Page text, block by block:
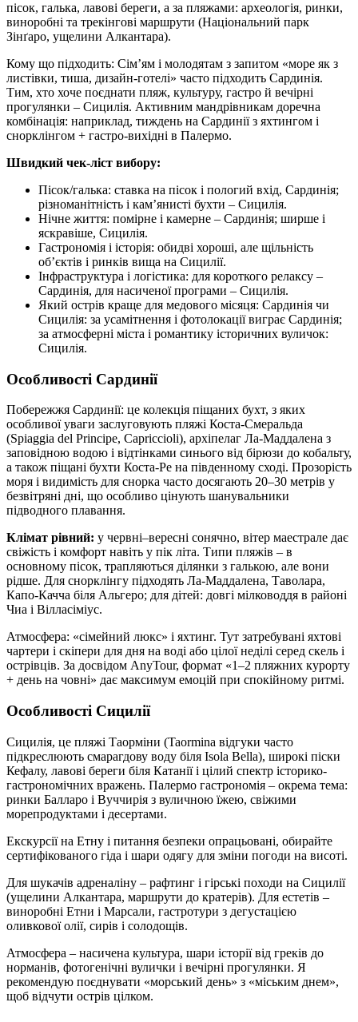
пісок, галька, лавові береги, а за пляжами: археологія, ринки,
виноробні та трекінгові маршрути (Національний парк
Зінґаро, ущелини Алкантара).
Кому що підходить: Сім’ям і молодятам з запитом «море як з
листівки, тиша, дизайн-готелі» часто підходить Сардинія.
Тим, хто хоче поєднати пляж, культуру, гастро й вечірні
прогулянки – Сицилія. Активним мандрівникам доречна
комбінація: наприклад, тиждень на Сардинії з яхтингом і
снорклінгом + гастро-вихідні в Палермо.
Швидкий чек‑ліст вибору:
Пісок/галька: ставка на пісок і пологий вхід, Сардинія;
різноманітність і кам’янисті бухти – Сицилія.
Нічне життя: помірне і камерне – Сардинія; ширше і
яскравіше, Сицилія.
Гастрономія і історія: обидві хороші, але щільність
об’єктів і ринків вища на Сицилії.
Інфраструктура і логістика: для короткого релаксу –
Сардинія, для насиченої програми – Сицилія.
Який острів краще для медового місяця: Сардинія чи
Сицилія: за усамітнення і фотолокації виграє Сардинія;
за атмосферні міста і романтику історичних вуличок:
Сицилія.
Особливості Сардинії
Побережжя Сардинії: це колекція піщаних бухт, з яких
особливої уваги заслуговують пляжі Коста-Смеральда
(Spiaggia del Principe, Capriccioli), архіпелаг Ла-Маддалена з
заповідною водою і відтінками синього від бірюзи до кобальту,
а також піщані бухти Коста-Ре на південному сході. Прозорість
моря і видимість для снорка часто досягають 20–30 метрів у
безвітряні дні, що особливо цінують шанувальники
підводного плавання.
Клімат рівний: у червні–вересні сонячно, вітер маестрале дає
свіжість і комфорт навіть у пік літа. Типи пляжів – в
основному пісок, трапляються ділянки з галькою, але вони
рідше. Для снорклінгу підходять Ла-Маддалена, Таволара,
Капо-Качча біля Альгеро; для дітей: довгі мілководдя в районі
Чиа і Вілласіміус.
Атмосфера: «сімейний люкс» і яхтинг. Тут затребувані яхтові
чартери і скіпери для дня на воді або цілої неділі серед скель і
острівців. За досвідом AnyTour, формат «1–2 пляжних курорту
+ день на човні» дає максимум емоцій при спокійному ритмі.
Особливості Сицилії
Сицилія, це пляжі Таорміни (Taormina відгуки часто
підкреслюють смарагдову воду біля Isola Bella), широкі піски
Кефалу, лавові береги біля Катанії і цілий спектр історико-
гастрономічних вражень. Палермо гастрономія – окрема тема:
ринки Балларо і Вуччирія з вуличною їжею, свіжими
морепродуктами і десертами.
Екскурсії на Етну і питання безпеки опрацьовані, обирайте
сертифікованого гіда і шари одягу для зміни погоди на висоті.
Для шукачів адреналіну – рафтинг і гірські походи на Сицилії
(ущелини Алкантара, маршрути до кратерів). Для естетів –
виноробні Етни і Марсали, гастротури з дегустацією
оливкової олії, сирів і солодощів.
Атмосфера – насичена культура, шари історії від греків до
норманів, фотогенічні вулички і вечірні прогулянки. Я
рекомендую поєднувати «морський день» з «міським днем»,
щоб відчути острів цілком.